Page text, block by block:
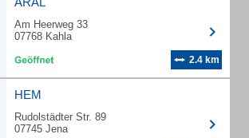
Am Heerweg 33
07768 Kahla
2.4 km
HEM
Rudolstädter Str. 89
07745 Jena